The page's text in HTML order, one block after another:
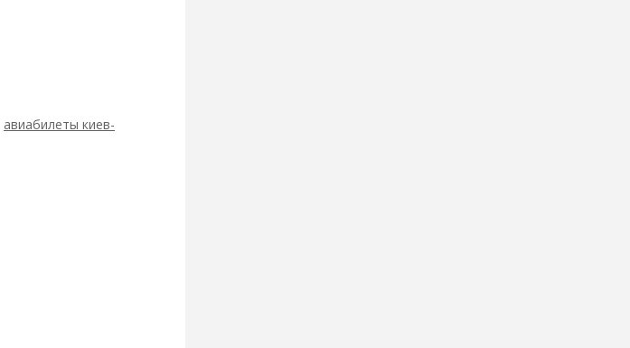
авиабилеты киев-